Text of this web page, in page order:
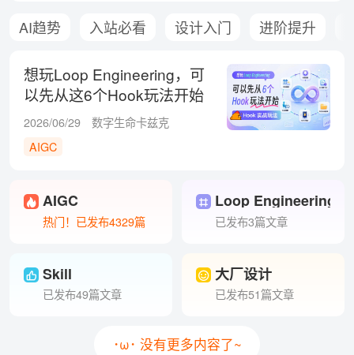
AI趋势 入站必看 设计入门 进阶提升
想玩Loop Engineering，可
以先从这6个Hook玩法开始
2026/06/29
数字生命卡兹克
AIGC
AIGC
热门！已发布4329篇
Loop Engineering
已发布3篇文章
Skill
已发布49篇文章
大厂设计
已发布51篇文章
･ω･ 没有更多内容了~